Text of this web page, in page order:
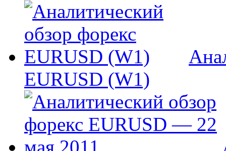
EURUSD (W1)